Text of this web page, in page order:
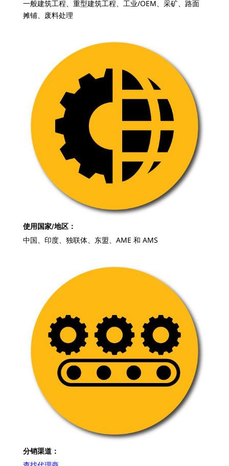
一般建筑工程、重型建筑工程、工业/OEM、采矿、路面
摊铺、废料处理
使用国家/地区：
中国、印度、独联体、东盟、AME 和 AMS
分销渠道：